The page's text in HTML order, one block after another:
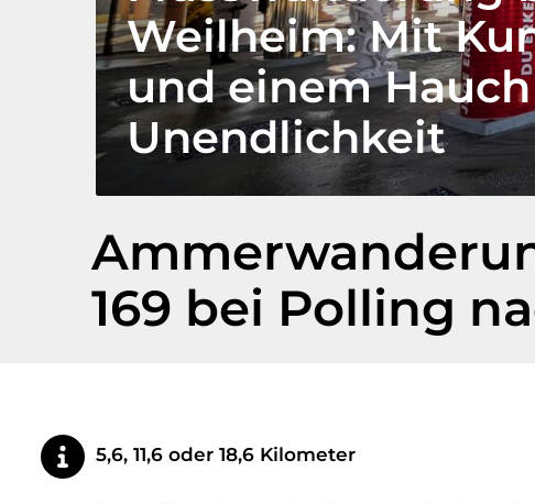
Weilheim: Mit
und einem Hauch
Unendlichkeit
169 bei Polling
5,6, 11,6 oder 18,6 Kilometer